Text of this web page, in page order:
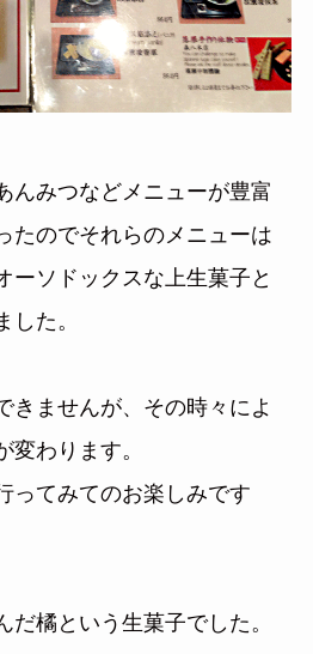
んみつなどメニューが豊富
たのでそれらのメニューは
ーソドックスな上生菓子と
した。
きませんが、その時々によ
変わります。
ってみてのお楽しみです
だ橘という生菓子でした。